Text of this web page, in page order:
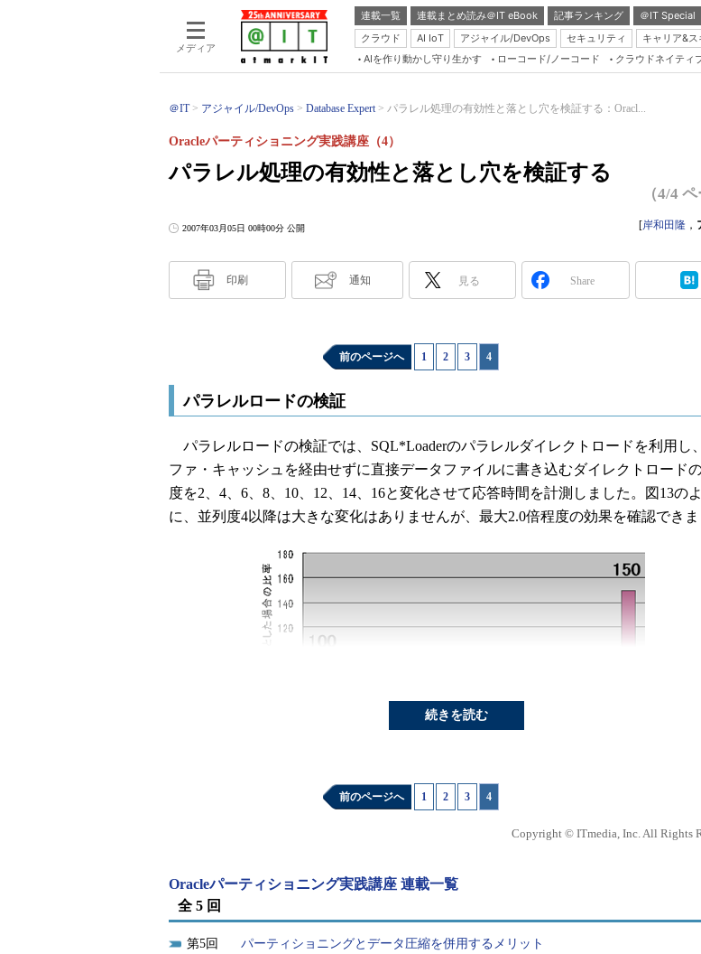
メディア
連載一覧 連載まとめ読み＠IT eBook 記事ランキング ＠IT Special
クラウド
AI IoT アジャイル/DevOps セキュリティ キャリア&ス
AIを作り動かし守り生かす ローコード/ノーコード クラウドネイティ
＠IT アジャイル/DevOps Database Expert パラレル処理の有効性と落とし穴を検証する：Oracl...
パラレル処理の有効性と落とし穴を検証する
Oracleパーティショニング実践講座（4）
（4/4 ペ
2007年03月05日 00時00分 公開 [岸和田隆 ，
印刷 通知 見る Share
前のページへ 1 2 3 4
パラレルロードの検証
パラレルロードの検証では、SQL*Loaderのパラレルダイレクトロードを利用し
ファ・キャッシュを経由せずに直接データファイルに書き込むダイレクトロード
度を2、4、6、8、10、12、14、16と変化させて応答時間を計測しました。図13の
に、並列度4以降は大きな変化はありませんが、最大2.0倍程度の効果を確認できま
図14〜16から、CPUリソースはI/O待ちになることなく利用されていることが確
ます。SQL*Loaderのパラレルダイレクトロードによる書き込み処理だけであるた
み込み処理との競合が発生していないためだと思われます。
続きを読む
前のページへ 1 2 3 4
Copyright © ITmedia, Inc. All Rights
Oracleパーティショニング実践講座 連載一覧
全 5 回
5 パーティショニングとデータ圧縮を併用するメリット